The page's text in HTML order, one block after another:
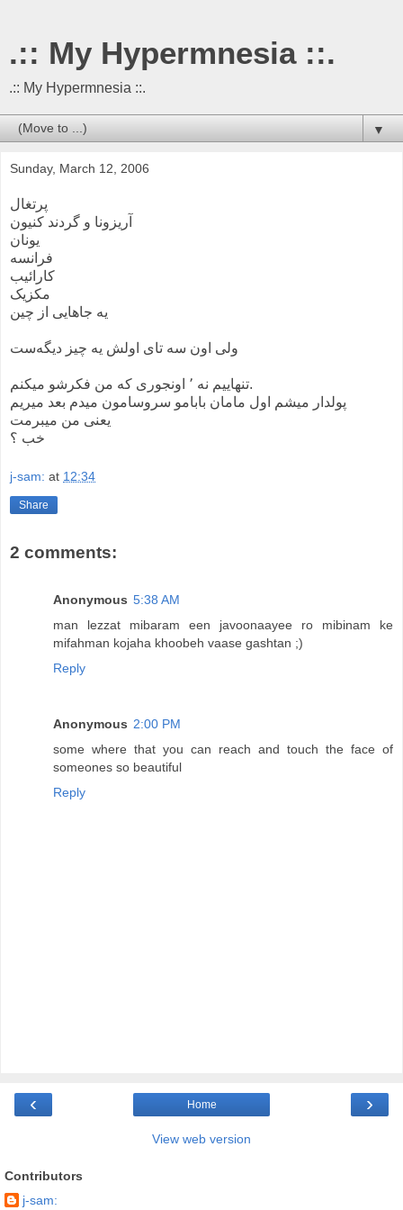
.:: My Hypermnesia ::.
.:: My Hypermnesia ::.
▼
Sunday, March 12, 2006
پرتغال
آریزونا و گردند کنیون
یونان
فرانسه
کارائیب
مکزیک
یه جاهایی از چین
ولی اون سه تای اولش یه چیز دیگه‌ست
تنهاییم نه ٬ اونجوری که من فکرشو میکنم.
پولدار میشم اول مامان بابامو سروسامون میدم بعد میریم
یعنی من میبرمت
خب ؟
j-sam: at 12:34
Share
2 comments:
Anonymous 5:38 AM
man lezzat mibaram een javoonaayee ro mibinam ke
mifahman kojaha khoobeh vaase gashtan ;)
Reply
Anonymous 2:00 PM
some where that you can reach and touch the face of
someones so beautiful
Reply
‹ ›
Home
View web version
Contributors
j-sam: